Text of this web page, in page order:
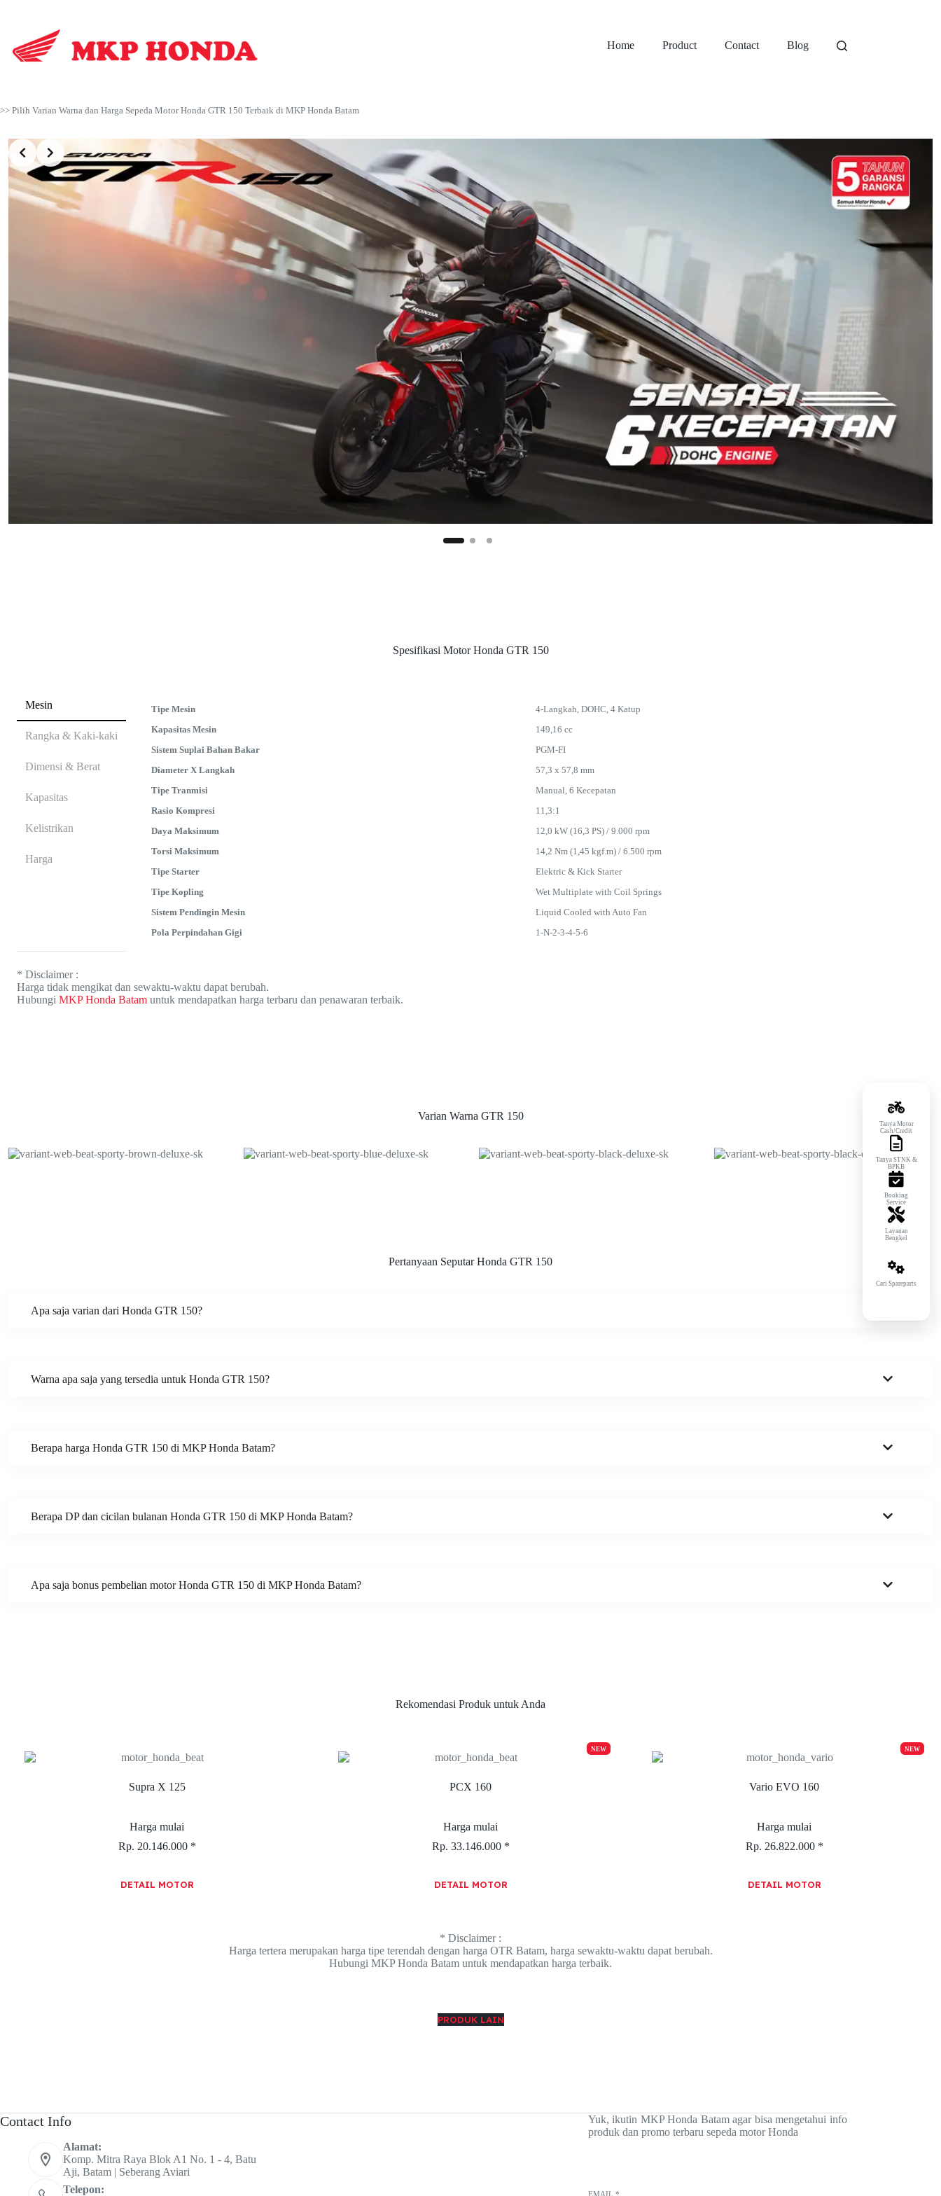
Home
Product Contact Blog
>> Pilih Varian Warna dan Harga Sepeda Motor Honda GTR 150 Terbaik di MKP Honda Batam
Spesifikasi Motor Honda GTR 150
Mesin
Rangka & Kaki-kaki
Dimensi & Berat
Kapasitas
Kelistrikan
Harga
Tipe Mesin
4-Langkah, DOHC, 4 Katup
Kapasitas Mesin
149,16 cc
Sistem Suplai Bahan Bakar
PGM-FI
Diameter X Langkah
57,3 x 57,8 mm
Tipe Tranmisi
Manual, 6 Kecepatan
Rasio Kompresi
11,3:1
Daya Maksimum
12,0 kW (16,3 PS) / 9.000 rpm
Torsi Maksimum
14,2 Nm (1,45 kgf.m) / 6.500 rpm
Tipe Starter
Elektric & Kick Starter
Tipe Kopling
Wet Multiplate with Coil Springs
Sistem Pendingin Mesin
Liquid Cooled with Auto Fan
Pola Perpindahan Gigi
1-N-2-3-4-5-6
* Disclaimer :
Harga tidak mengikat dan sewaktu-waktu dapat berubah.
Hubungi MKP Honda Batam untuk mendapatkan harga terbaru dan penawaran terbaik.
Varian Warna GTR 150
Pertanyaan Seputar Honda GTR 150
Apa saja varian dari Honda GTR 150?
Warna apa saja yang tersedia untuk Honda GTR 150?
Berapa harga Honda GTR 150 di MKP Honda Batam?
Berapa DP dan cicilan bulanan Honda GTR 150 di MKP Honda Batam?
Apa saja bonus pembelian motor Honda GTR 150 di MKP Honda Batam?
Rekomendasi Produk untuk Anda
Supra X 125
Harga mulai
Rp. 20.146.000 *
DETAIL MOTOR
NEW
PCX 160
Harga mulai
Rp. 33.146.000 *
DETAIL MOTOR
NEW
Vario EVO 160
Harga mulai
Rp. 26.822.000 *
DETAIL MOTOR
* Disclaimer :
Harga tertera merupakan harga tipe terendah dengan harga OTR Batam, harga sewaktu-waktu dapat berubah.
Hubungi MKP Honda Batam untuk mendapatkan harga terbaik.
PRODUK LAIN
Contact Info
Alamat:
Komp. Mitra Raya Blok A1 No. 1 - 4, Batu
Aji, Batam | Seberang Aviari
Telepon:
Yuk, ikutin MKP Honda Batam agar bisa mengetahui info
produk dan promo terbaru sepeda motor Honda
EMAIL *
Tanya Motor
Cash/Credit
Tanya STNK &
BPKB
Booking
Service
Layanan
Bengkel
Cari Spareparts